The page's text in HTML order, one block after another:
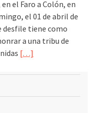
el Faro a Colón, en
el 01 de abril de
desfile tiene como
a una tribu de
[…]